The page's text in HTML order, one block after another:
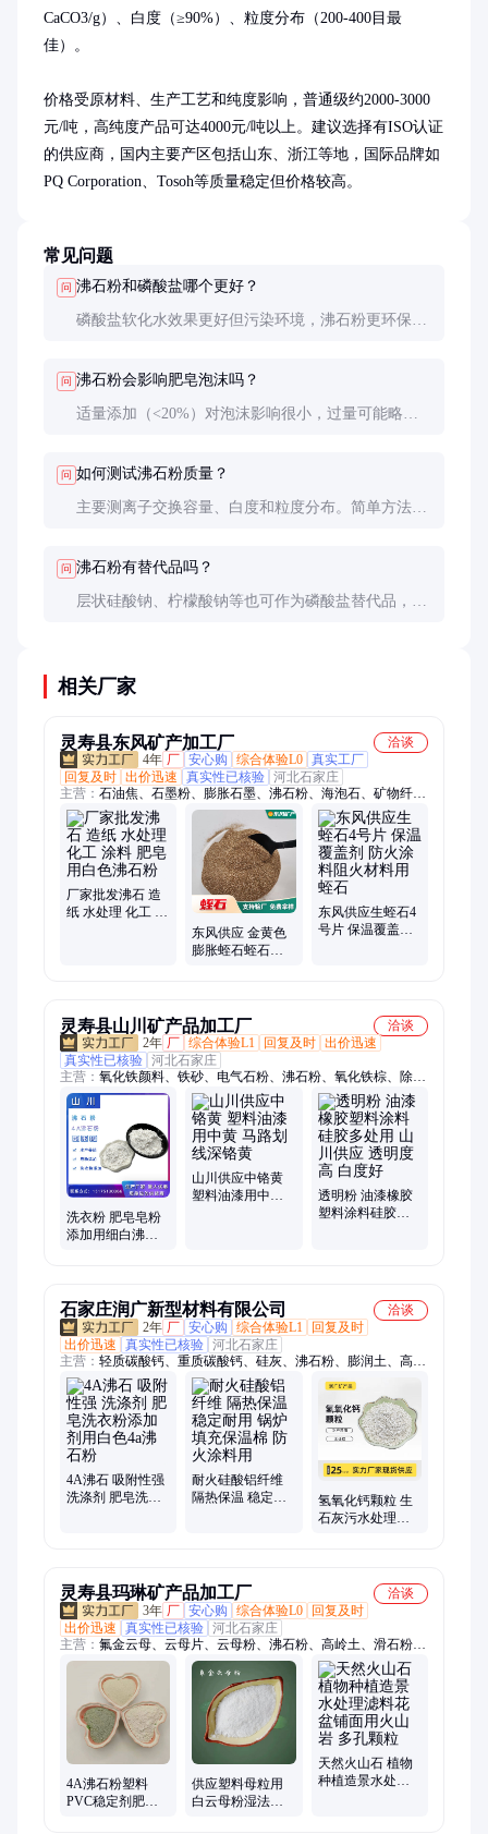
CaCO3/g）、白度（≥90%）、粒度分布（200-400目最
佳）。
价格受原材料、生产工艺和纯度影响，普通级约2000-3000
元/吨，高纯度产品可达4000元/吨以上。建议选择有ISO认证
的供应商，国内主要产区包括山东、浙江等地，国际品牌如
PQ Corporation、Tosoh等质量稳定但价格较高。
常见问题
问 沸石粉和磷酸盐哪个更好？
磷酸盐软化水效果更好但污染环境，沸石粉更环保且
问 沸石粉会影响肥皂泡沫吗？
适量添加（<20%）对泡沫影响很小，过量可能略微
问 如何测试沸石粉质量？
主要测离子交换容量、白度和粒度分布。简单方法：
问 沸石粉有替代品吗？
层状硅酸钠、柠檬酸钠等也可作为磷酸盐替代品，但
相关厂家
灵寿县东风矿产加工厂
洽谈
4年 厂 安心购 综合体验L0 真实工厂
回复及时 出价迅速 真实性已核验 河北石家庄
主营： 石油焦、石墨粉、膨胀石墨、沸石粉、海泡石、矿物纤
维、云母、蛭石、橡胶颗粒、轮胎粉、漂珠、重晶石、膨润土、
碳酸钙、叶腊石、人造石墨、鳞片石墨、木质纤维、喷涂棉、钾
长石、氧化铝、铝矾土、滑石粉、配重砂、硅藻土
厂家批发沸石 造
纸 水处理 化工 涂
东风供应 金黄色
膨胀蛭石蛭石粉
东风供应生蛭石4
号片 保温覆盖剂
灵寿县山川矿产品加工厂
洽谈
2年 厂 综合体验L1 回复及时 出价迅速
真实性已核验 河北石家庄
主营： 氧化铁颜料、铁砂、电气石粉、沸石粉、氧化铁棕、除渣
剂、橡胶粉、氧化铁灰、四氧化三铁、高岭土、玻璃粉、磁粉、
氧化铁黑、滑石粉、减水剂、碳酸钙、萤石粉、红色颜料、氧化
铁黄、硅微粉、耐火材料、氧化铁红、伊利石粉、氟化钙粉、贝
壳粉
洗衣粉 肥皂皂粉
添加用细白沸石
山川供应中铬黄
塑料油漆用中黄
透明粉 油漆橡胶
塑料涂料硅胶多
石家庄润广新型材料有限公司
洽谈
2年 厂 安心购 综合体验L1
回复及时
出价迅速
真实性已核验 河北石家庄
主营： 轻质碳酸钙、重质碳酸钙、硅灰、沸石粉、膨润土、高岭
土、滑石粉、珍珠岩、凹凸棒土、贝壳粉、硅藻土、氧化钙、氢
氧化钙、氧化钙颗粒、木质纤维、沸石颗粒、橡胶粉、蛭石、机
制木炭、石英砂、白云石、白云石粉
4A沸石 吸附性强
洗涤剂 肥皂洗衣
耐火硅酸铝纤维
隔热保温 稳定耐
氢氧化钙颗粒 生
石灰污水处理水
灵寿县玛琳矿产品加工厂
洽谈
3年 厂 安心购 综合体验L0
回复及时
出价迅速
真实性已核验 河北石家庄
主营： 氟金云母、云母片、云母粉、沸石粉、高岭土、滑石粉、
碳酸钙、石墨粉、电气石、岩片、膨润土、陶土、海泡石、白炭
黑、重晶石粉、沸石、石英砂、透明粉、粘土、蛭石、硅藻土、
玻璃鳞片、果壳粉
4A沸石粉塑料
PVC稳定剂肥皂
供应塑料母粒用
白云母粉湿法氟
天然火山石 植物
种植造景水处理